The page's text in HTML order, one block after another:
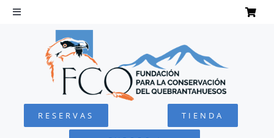
Saltar
Toggle
Navigation
QUEBRANTAHUESOS
FUNDACIÓN
RESERVAS TIENDA